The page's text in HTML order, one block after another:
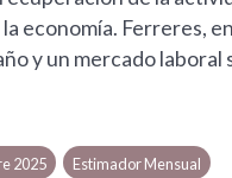
economía. Ferreres,
y un mercado
2025 Estimador Mensual